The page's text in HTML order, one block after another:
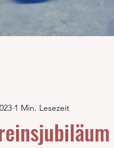
1 Min. Lesezeit